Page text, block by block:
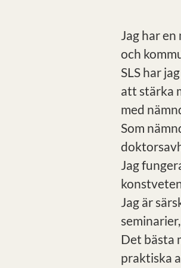
Jag har
och
SLS har
att stärka
med
Som
Jag
Jag är
Det bästa
praktiska